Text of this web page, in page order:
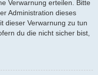
Verwarnung erteilen. Bitte
Administration dieses
dieser Verwarnung zu tun
du die nicht sicher bist,